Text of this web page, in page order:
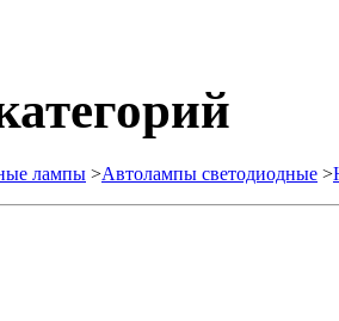
лампы >Автолампы светодиодные >